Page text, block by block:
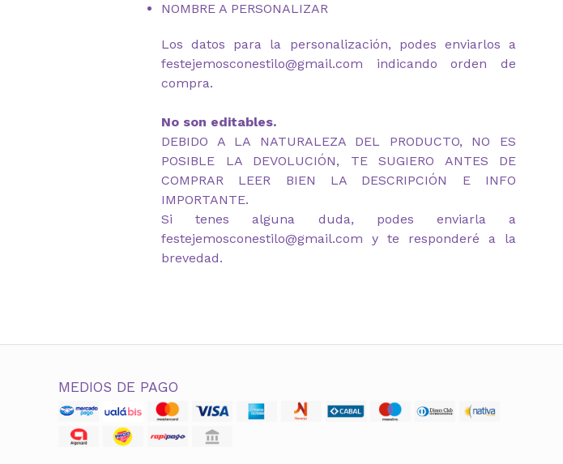
NOMBRE A PERSONALIZAR
Los datos para la personalización, podes enviarlos a
festejemosconestilo@gmail.com indicando orden de
compra.
No son editables.
DEBIDO A LA NATURALEZA DEL PRODUCTO, NO ES
POSIBLE LA DEVOLUCIÓN, TE SUGIERO ANTES DE
COMPRAR LEER BIEN LA DESCRIPCIÓN E INFO
IMPORTANTE.
Si tenes alguna duda, podes enviarla a
festejemosconestilo@gmail.com y te responderé a la
brevedad.
MEDIOS DE PAGO